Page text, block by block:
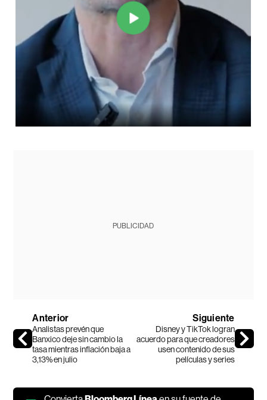
PUBLICIDAD
Anterior
Analistas prevén que
Banxico deje sin cambio la
tasa mientras inflación baja a
3,13% en julio
Siguiente
Disney y TikTok logran
acuerdo para que creadores
usen contenido de sus
películas y series